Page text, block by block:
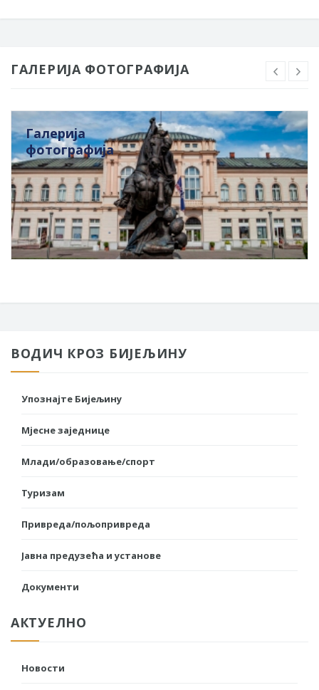
ГАЛЕРИЈА ФОТОГРАФИЈА
Галерија
фотографија
ВОДИЧ КРОЗ БИЈЕЉИНУ
Упознајте Бијељину
Мјесне заједнице
Млади/образовање/спорт
Туризам
Привреда/пољопривреда
Јавна предузећа и установе
Документи
АКТУЕЛНО
Новости